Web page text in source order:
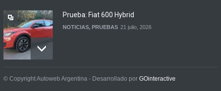
Prueba: Fiat 600 Hybrid
NOTICIAS, PRUEBAS 21 julio, 2026
Prueba: BYD Song Pro GS
© Copyright Autoweb Argentina - Desarrollado por GOinteractive